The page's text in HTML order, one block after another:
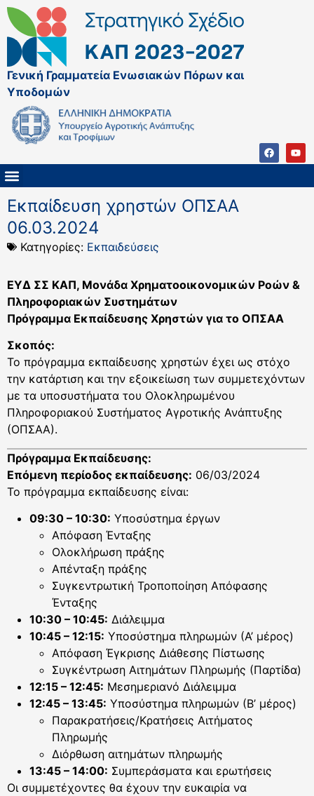
Γενική Γραμματεία Ενωσιακών Πόρων και
Υποδομών
Εκπαίδευση χρηστών ΟΠΣΑΑ
06.03.2024
Κατηγορίες: Εκπαιδεύσεις
ΕΥΔ ΣΣ ΚΑΠ, Μονάδα Χρηματοοικονομικών Ροών &
Πληροφοριακών Συστημάτων
Πρόγραμμα Εκπαίδευσης Χρηστών για το ΟΠΣΑΑ
Σκοπός:
Το πρόγραμμα εκπαίδευσης χρηστών έχει ως στόχο
την κατάρτιση και την εξοικείωση των συμμετεχόντων
με τα υποσυστήματα του Ολοκληρωμένου
Πληροφοριακού Συστήματος Αγροτικής Ανάπτυξης
(ΟΠΣΑΑ).
Πρόγραμμα Εκπαίδευσης:
Επόμενη περίοδος εκπαίδευσης: 06/03/2024
Το πρόγραμμα εκπαίδευσης είναι:
09:30 – 10:30: Υποσύστημα έργων
Απόφαση Ένταξης
Ολοκλήρωση πράξης
Απένταξη πράξης
Συγκεντρωτική Τροποποίηση Απόφασης
Ένταξης
10:30 – 10:45: Διάλειμμα
10:45 – 12:15: Υποσύστημα πληρωμών (Α’ μέρος)
Απόφαση Έγκρισης Διάθεσης Πίστωσης
Συγκέντρωση Αιτημάτων Πληρωμής (Παρτίδα)
12:15 – 12:45: Μεσημεριανό Διάλειμμα
12:45 – 13:45: Υποσύστημα πληρωμών (Β’ μέρος)
Παρακρατήσεις/Κρατήσεις Αιτήματος
Πληρωμής
Διόρθωση αιτημάτων πληρωμής
13:45 – 14:00: Συμπεράσματα και ερωτήσεις
Οι συμμετέχοντες θα έχουν την ευκαιρία να